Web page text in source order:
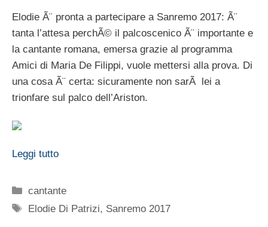
Elodie Ã¨ pronta a partecipare a Sanremo 2017: Ã¨
tanta l’attesa perchÃ© il palcoscenico Ã¨ importante e
la cantante romana, emersa grazie al programma
Amici di Maria De Filippi, vuole mettersi alla prova. Di
una cosa Ã¨ certa: sicuramente non sarÃ lei a
trionfare sul palco dell’Ariston.
Leggi tutto
Categorie
cantante
Tag
Elodie Di Patrizi, Sanremo 2017